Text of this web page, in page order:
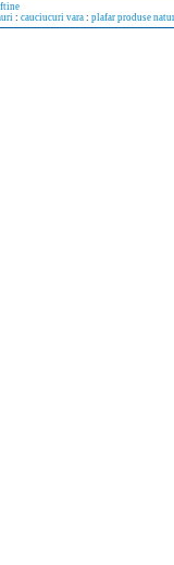
: cauciucuri vara : plafar produse